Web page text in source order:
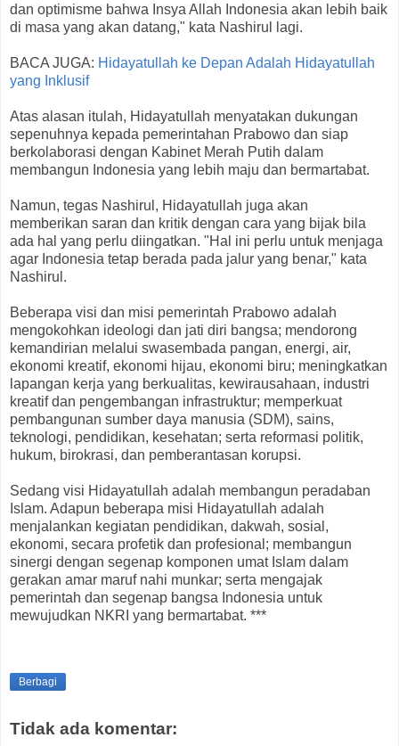
dan optimisme bahwa Insya Allah Indonesia akan lebih baik
di masa yang akan datang," kata Nashirul lagi.
BACA JUGA: Hidayatullah ke Depan Adalah Hidayatullah
yang Inklusif
Atas alasan itulah, Hidayatullah menyatakan dukungan
sepenuhnya kepada pemerintahan Prabowo dan siap
berkolaborasi dengan Kabinet Merah Putih dalam
membangun Indonesia yang lebih maju dan bermartabat.
Namun, tegas Nashirul, Hidayatullah juga akan
memberikan saran dan kritik dengan cara yang bijak bila
ada hal yang perlu diingatkan. "Hal ini perlu untuk menjaga
agar Indonesia tetap berada pada jalur yang benar," kata
Nashirul.
Beberapa visi dan misi pemerintah Prabowo adalah
mengokohkan ideologi dan jati diri bangsa; mendorong
kemandirian melalui swasembada pangan, energi, air,
ekonomi kreatif, ekonomi hijau, ekonomi biru; meningkatkan
lapangan kerja yang berkualitas, kewirausahaan, industri
kreatif dan pengembangan infrastruktur; memperkuat
pembangunan sumber daya manusia (SDM), sains,
teknologi, pendidikan, kesehatan; serta reformasi politik,
hukum, birokrasi, dan pemberantasan korupsi.
Sedang visi Hidayatullah adalah membangun peradaban
Islam. Adapun beberapa misi Hidayatullah adalah
menjalankan kegiatan pendidikan, dakwah, sosial,
ekonomi, secara profetik dan profesional; membangun
sinergi dengan segenap komponen umat Islam dalam
gerakan amar maruf nahi munkar; serta mengajak
pemerintah dan segenap bangsa Indonesia untuk
mewujudkan NKRI yang bermartabat. ***
Berbagi
Tidak ada komentar: